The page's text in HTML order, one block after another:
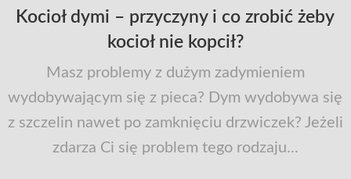
Kocioł dymi – przyczyny i co zrobić żeby
kocioł nie kopcił?
Masz problemy z dużym zadymieniem
wydobywającym się z pieca? Dym wydobywa się
z szczelin nawet po zamknięciu drzwiczek? Jeżeli
zdarza Ci się problem tego rodzaju...